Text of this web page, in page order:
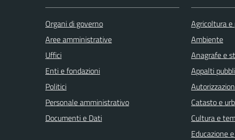
Organi di governo
Aree amministrative
Uffici
Enti e fondazioni
Politici
Personale amministrativo
Documenti e Dati
Agricoltura e
Ambiente
Anagrafe e
Appalti
Catasto e
Cultura e
Educazione